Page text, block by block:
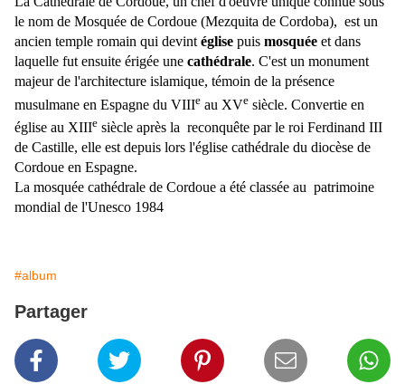
le nom de Mosquée de Cordoue (Mezquita de Cordoba), est un
ancien temple romain qui devint église puis mosquée et dans
laquelle fut ensuite érigée une cathédrale. C'est un monument
majeur de l'architecture islamique, témoin de la présence
musulmane en Espagne du VIIIe au XVe siècle. Convertie en
église au XIIIe siècle après la reconquête par le roi Ferdinand III
de Castille, elle est depuis lors l'église cathédrale du diocèse de
Cordoue en Espagne.
La mosquée cathédrale de Cordoue a été classée au patrimoine
mondial de l'Unesco 1984
#album
Partager